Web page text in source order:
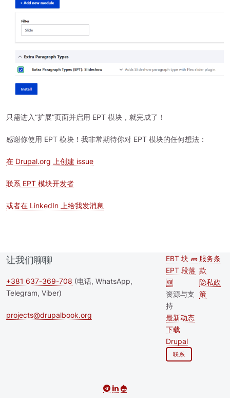
只需进入“扩展”页面并启用 EPT 模块，就完成了！
感谢你使用 EPT 模块！我非常期待你对 EPT 模块的任何想法：
在 Drupal.org 上创建 issue
联系 EPT 模块开发者
或者在 LinkedIn 上给我发消息
让我们聊聊
+381 637-369-708 (电话, WhatsApp,
Telegram, Viber)
projects@drupalbook.org
Second
footer
menu
EBT 块 🧱
EPT 段落
🆕
资源与支
持
最新动态
下载
Drupal
联系
服务条
款
隐私政
策